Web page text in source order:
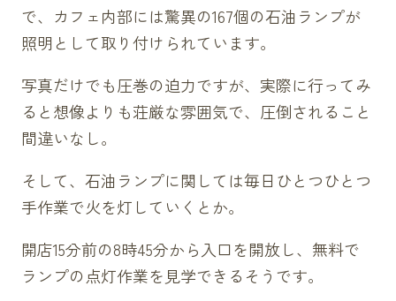
で、カフェ内部には驚異の167個の石油ランプが
照明として取り付けられています。
写真だけでも圧巻の迫力ですが、実際に行ってみ
ると想像よりも荘厳な雰囲気で、圧倒されること
間違いなし。
そして、石油ランプに関しては毎日ひとつひとつ
手作業で火を灯していくとか。
開店15分前の8時45分から入口を開放し、無料で
ランプの点灯作業を見学できるそうです。